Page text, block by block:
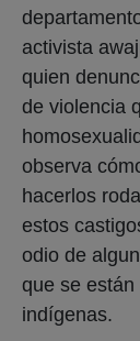
activista
quien
de violencia
observa
hacerlos
estos
odio de
que se
indígenas.